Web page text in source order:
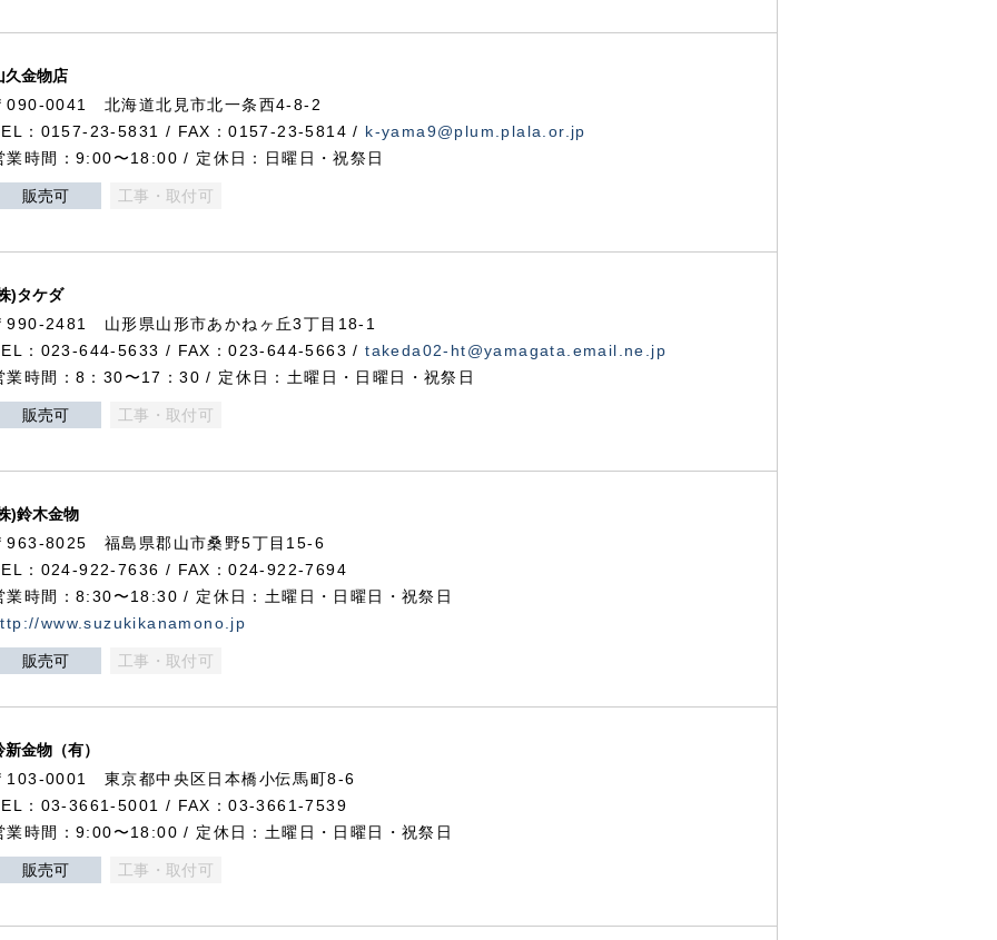
久金物店
090-0041 北海道北見市北一条西4-8-2
：0157-23-5831 / FAX：0157-23-5814 / k-yama9@plum.plala.or.jp
業時間：9:00〜18:00 / 定休日：日曜日・祝祭日
販売可 工事・取付可
)タケダ
990-2481 山形県山形市あかねヶ丘3丁目18-1
：023-644-5633 / FAX：023-644-5663 /takeda02-ht@yamagata.email.ne.jp
業時間：8：30〜17：30 / 定休日：土曜日・日曜日・祝祭日
販売可 工事・取付可
)鈴木金物
963-8025 福島県郡山市桑野5丁目15-6
：024-922-7636 / FAX：024-922-7694
業時間：8:30〜18:30 / 定休日：土曜日・日曜日・祝祭日
www.suzukikanamono.jp
販売可 工事・取付可
新金物（有）
103-0001 東京都中央区日本橋小伝馬町8-6
：03-3661-5001 / FAX：03-3661-7539
業時間：9:00〜18:00 / 定休日：土曜日・日曜日・祝祭日
販売可 工事・取付可